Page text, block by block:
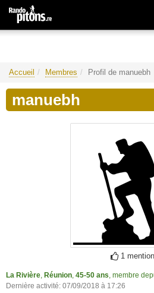
Accueil Membres Profil de manuebh
manuebh
1 mention
La Rivière Réunion 45-50 ans , membre
Dernière activité: 07/09/2018 à 17:26